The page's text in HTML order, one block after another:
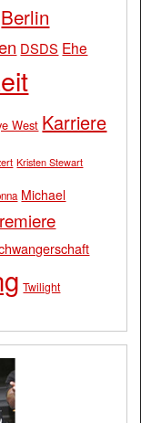
Berlin
DSDS Ehe
West Karriere
Kristen Stewart
Michael
Twilight